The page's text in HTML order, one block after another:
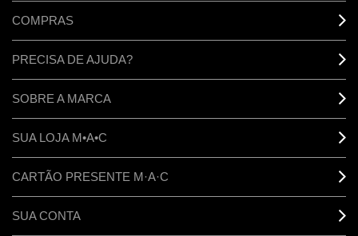
COMPRAS
PRECISA DE AJUDA?
SOBRE A MARCA
SUA LOJA M•A•C
CARTÃO PRESENTE M·A·C
SUA CONTA